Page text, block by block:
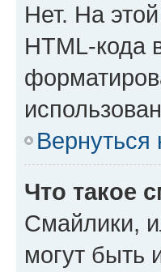
Нет. На
HTML-кода
Вернуться
Что такое
Смайлики,
могут быть